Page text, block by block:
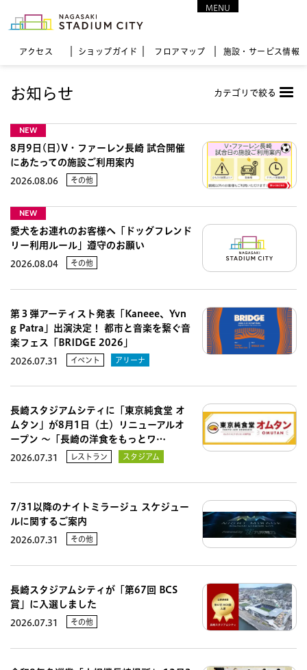
アクセス ショップガイド フロア マップ 施設・サービス情報
MENU
お知らせ カテゴリで絞る
NEW
8月9日(日)V・ファーレン長崎 試合開催
にあたっての施設ご利用案内
2026.08.06 その他
NEW
愛犬をお連れのお客様へ「ドッグフレンド
リー利用ルール」遵守のお願い
2026.08.04 その他
第３弾アーティスト発表「Kaneee、Yvn
g Patra」出演決定！ 都市と音楽を繋ぐ音
楽フェス「BRIDGE 2026」
2026.07.31 イベント アリーナ
長崎スタジアムシティに「東京純食堂 オ
ムタン」が8月1日（土）リニューアルオ
ープン 〜「長崎の洋食をもっとワ…
2026.07.31 レストラン スタジアム
7/31以降のナイトミラージュ スケジュー
ルに関するご案内
2026.07.31 その他
長崎スタジアムシティが「第67回 BCS
賞」に入選しました
2026.07.31 その他